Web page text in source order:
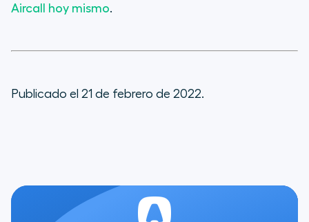
Aircall hoy mismo.
Publicado el 21 de febrero de 2022.